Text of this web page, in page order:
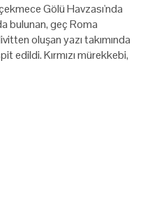
Gölü Havzası'nda
bulunan, geç Roma
oluşan yazı takımında
edildi. Kırmızı mürekkebi,